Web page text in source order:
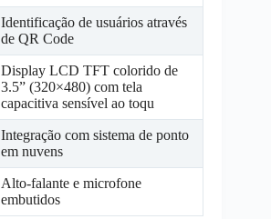
Identificação de usuários através
de QR Code
Display LCD TFT colorido de
3.5” (320×480) com tela
capacitiva sensível ao toqu
Integração com sistema de ponto
em nuvens
Alto-falante e microfone
embutidos